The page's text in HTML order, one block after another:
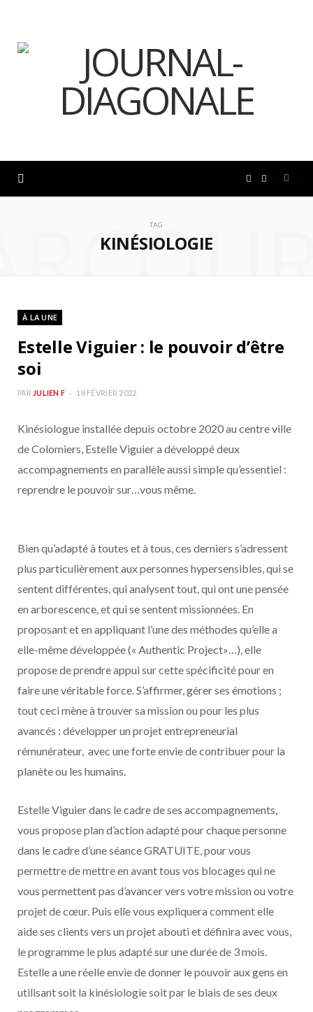
o
k
g
a
m
TAG
KINÉSIOLOGIE
À LA UNE
Estelle Viguier : le pouvoir d’être
soi
PAR JULIEN F 18 FÉVRIER 2022
Kinésiologue installée depuis octobre 2020 au centre ville
de Colomiers, Estelle Viguier a développé deux
accompagnements en parallèle aussi simple qu’essentiel :
reprendre le pouvoir sur…vous même.
Bien qu’adapté à toutes et à tous, ces derniers s’adressent
plus particulièrement aux personnes hypersensibles, qui se
sentent différentes, qui analysent tout, qui ont une pensée
en arborescence, et qui se sentent missionnées. En
proposant et en appliquant l’une des méthodes qu’elle a
elle-même développée (« Authentic Project»…), elle
propose de prendre appui sur cette spécificité pour en
faire une véritable force. S’affirmer, gérer ses émotions ;
tout ceci mène à trouver sa mission ou pour les plus
avancés : développer un projet entrepreneurial
rémunérateur, avec une forte envie de contribuer pour la
planète ou les humains.
Estelle Viguier dans le cadre de ses accompagnements,
vous propose plan d’action adapté pour chaque personne
dans le cadre d’une séance GRATUITE, pour vous
permettre de mettre en avant tous vos blocages qui ne
vous permettent pas d’avancer vers votre mission ou votre
projet de cœur. Puis elle vous expliquera comment elle
aide ses clients vers un projet abouti et définira avec vous,
le programme le plus adapté sur une durée de 3 mois.
Estelle a une réelle envie de donner le pouvoir aux gens en
utilisant soit la kinésiologie soit par le biais de ses deux